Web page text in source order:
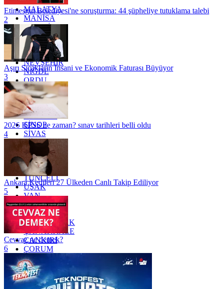
MALATYA
MANİSA
MARDİN
MERSİN
MUĞLA
MUŞ
NEVŞEHİR
NİĞDE
ORDU
OSMANİYE
RİZE
SAKARYA
SAMSUN
SİNOP
SİVAS
SİİRT
TEKİRDAĞ
TOKAT
TRABZON
TUNCELİ
UŞAK
VAN
YALOVA
YOZGAT
ZONGULDAK
ÇANAKKALE
ÇANKIRI
ÇORUM
İSTANBUL
İZMİR
ŞANLIURFA
ŞIRNAK
Etimesgut Belediyesi'ne soruşturma: 44 şüpheliye tutuklama talebi
2
Aşırı Sıcakların İnsani ve Ekonomik Faturası Büyüyor
3
2026 KPSS ne zaman? sınav tarihleri belli oldu
4
Ankara Kedileri 27 Ülkeden Canlı Takip Ediliyor
5
Cevvaz ne demek?
6